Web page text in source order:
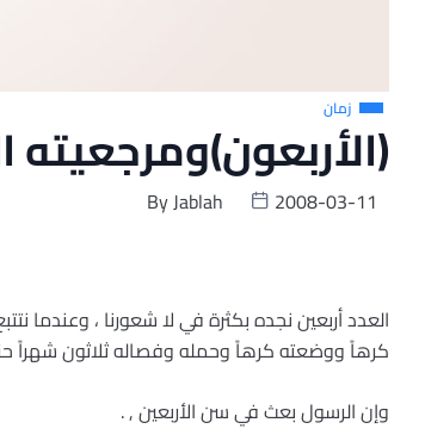
زمان
(الأربعون)ومرجعيته
ByJablah 2008-03-11
العدد أربعين نجده بكثرة في لا شعورنا ، وعندما
كرهاً ووضعته كرهاً وحمله وفصاله ثلاثون شهراً حتى
وإن الرسول بعث في سن الأربعين , .